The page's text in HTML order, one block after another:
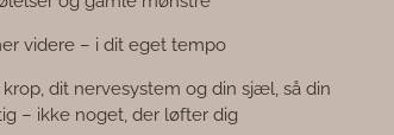
videre – i dit eget tempo
dit nervesystem og din sjæl, så din
– ikke noget, der løfter dig